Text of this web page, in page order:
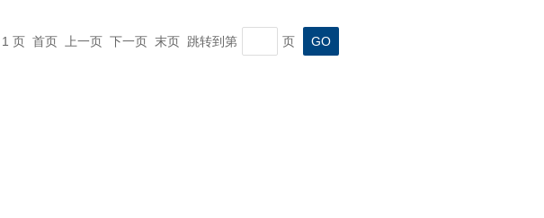
1 页 首页 上一页 下一页 末页 跳转到第 页